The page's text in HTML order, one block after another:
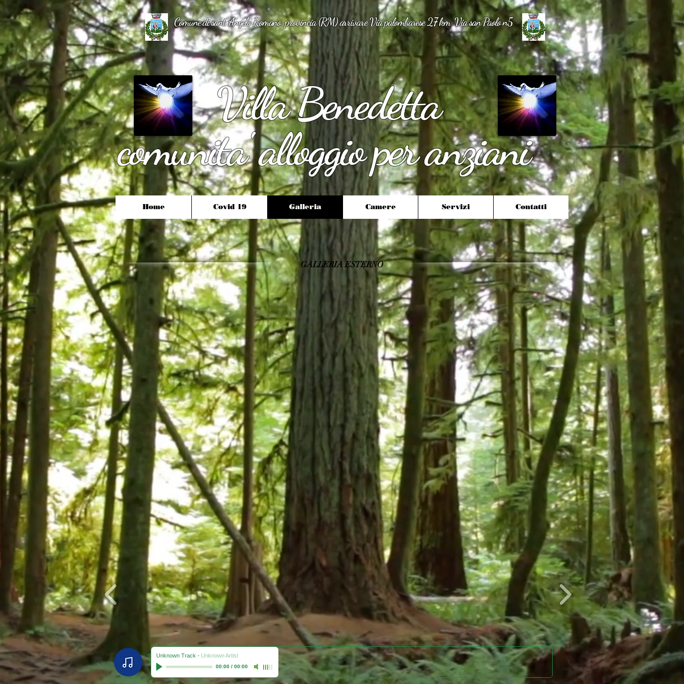
Villa Benedetta
comunita' alloggio per anziani
Comune di sant' Angelo Romano provincia (RM) arrivare Via palombarese 27 km Via san Paolo n5
GALLERIA ESTERNO
Unknown Track - Unknown Artist
00:00/ 00:00
Home Covid 19 Galleria Camere Servizi Contatti